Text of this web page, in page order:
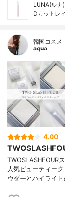
LUNA(ルナ)
Dカットレ
韓国コスメ
aqua
4.00
TWOSLASHFOUR
人気ビューティー
ウダーとハイライ